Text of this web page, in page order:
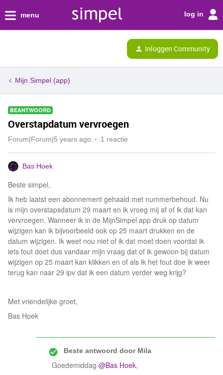
menu log in
Inloggen Community
Mijn Simpel (app)
BEANTWOORD
Overstapdatum vervroegen
Forum|Forum|5 years ago 1 reactie
Bas Hoek
Beste simpel,
Ik heb laatst een abonnement gehaald met nummerbehoud. Nu
is mijn overstapsdatum 29 maart en ik vroeg mij af of ik dat kan
vervroegen. Wanneer ik in de MijnSimpel app druk op datum
wijzigen kan ik bijvoorbeeld ook op 25 maart drukken en de
datum wijzigen. Ik weet nou niet of ik dat moet doen voordat ik
iets fout doet dus vandaar mijn vraag dat of ik gewoon bij datum
wijzigen op 25 maart kan klikken en of als ik het fout doe ik weer
terug kan naar 29 ipv dat ik een datum verder weg krijg?
Met vriendelijke groet,
Bas Hoek
Beste antwoord doorMila
Goedemiddag @Bas Hoek,